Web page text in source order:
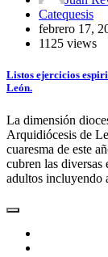
Catequesis
febrero 17,
1125 views
Listos ejercicios
León.
La dimensión
Arquidiócesis de
cuaresma de este
cubren las diversas
adultos incluyendo